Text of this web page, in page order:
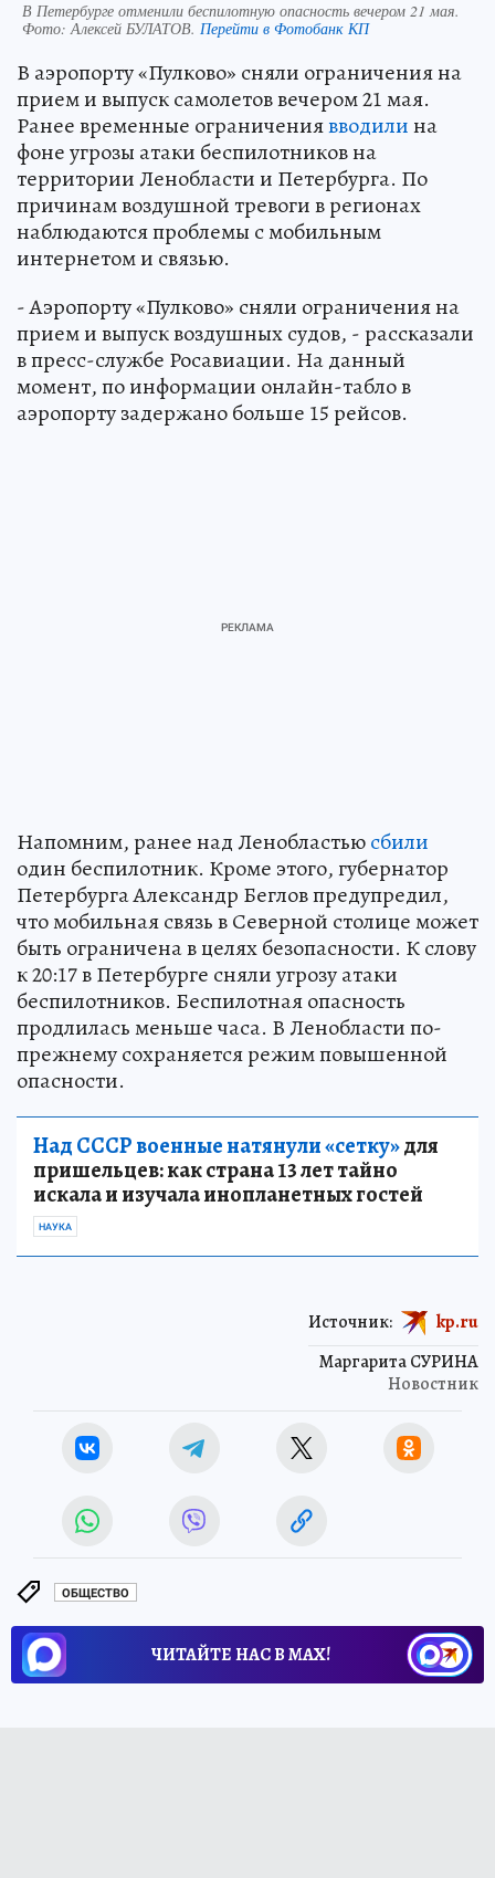
В Петербурге отменили беспилотную опасность вечером 21 мая.
Фото:Алексей БУЛАТОВ. Перейти в Фотобанк КП
В аэропорту «Пулково» сняли ограничения на
прием и выпуск самолетов вечером 21 мая.
Ранее временные ограничениявводилина
фоне угрозы атаки беспилотников на
территории Ленобласти и Петербурга. По
причинам воздушной тревоги в регионах
наблюдаются проблемы с мобильным
интернетом и связью.
- Аэропорту «Пулково» сняли ограничения на
прием и выпуск воздушных судов, - рассказали
в пресс-службе Росавиации. На данный
момент, по информации онлайн-табло в
аэропорту задержано больше 15 рейсов.
Напомним, ранее над Ленобластьюсбили
один беспилотник. Кроме этого, губернатор
Петербурга Александр Беглов предупредил,
что мобильная связь в Северной столице может
быть ограничена в целях безопасности. К слову
к 20:17 в Петербурге сняли угрозу атаки
беспилотников. Беспилотная опасность
продлилась меньше часа. В Ленобласти по-
прежнему сохраняется режим повышенной
опасности.
Над СССР военные натянули «сетку»для
пришельцев: как страна 13 лет тайно
искала и изучала инопланетных гостей
НАУКА
Маргарита СУРИНА
Новостник
Источник: kp.ru
ОБЩЕСТВО
ЧИТАЙТЕ НАС В МАХ!